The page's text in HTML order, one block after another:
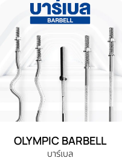
OLYMPIC BARBELL
บาร์เบล